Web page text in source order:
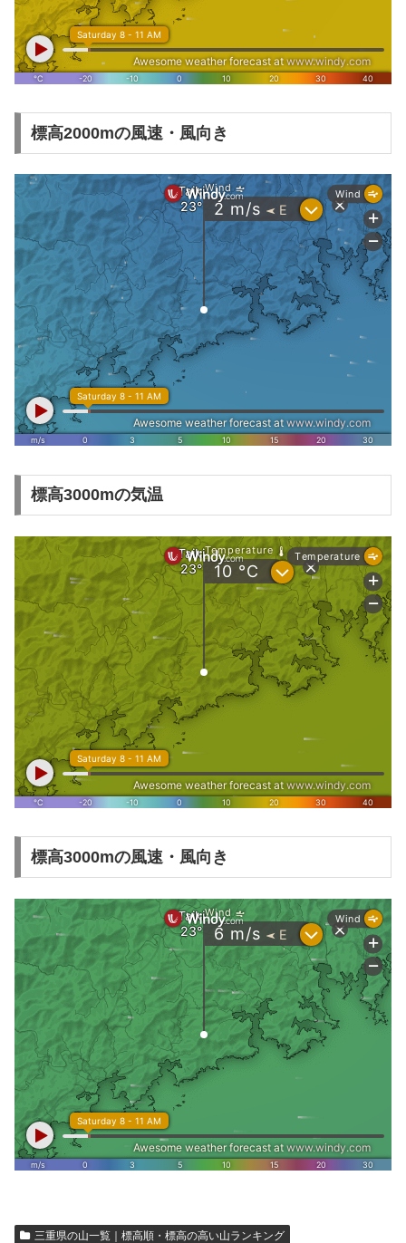
標高2000mの風速・風向き
標高3000mの気温
標高3000mの風速・風向き
三重県の山一覧｜標高順・標高の高い山ランキング